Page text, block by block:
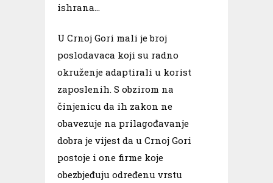
ishrana…
U Crnoj Gori mali je broj
poslodavaca koji su radno
okruženje adaptirali u korist
zaposlenih. S obzirom na
činjenicu da ih zakon ne
obavezuje na prilagođavanje
dobra je vijest da u Crnoj Gori
postoje i one firme koje
obezbjeđuju određenu vrstu